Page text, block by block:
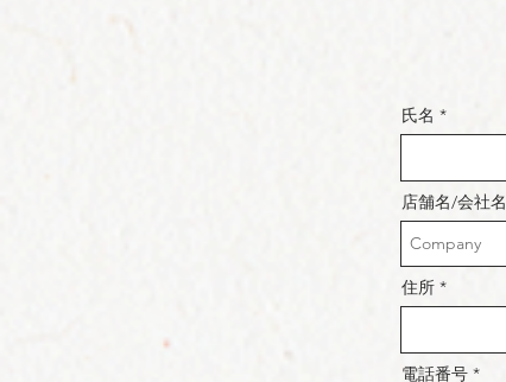
氏名
店舗名/会社名
住所
電話番号